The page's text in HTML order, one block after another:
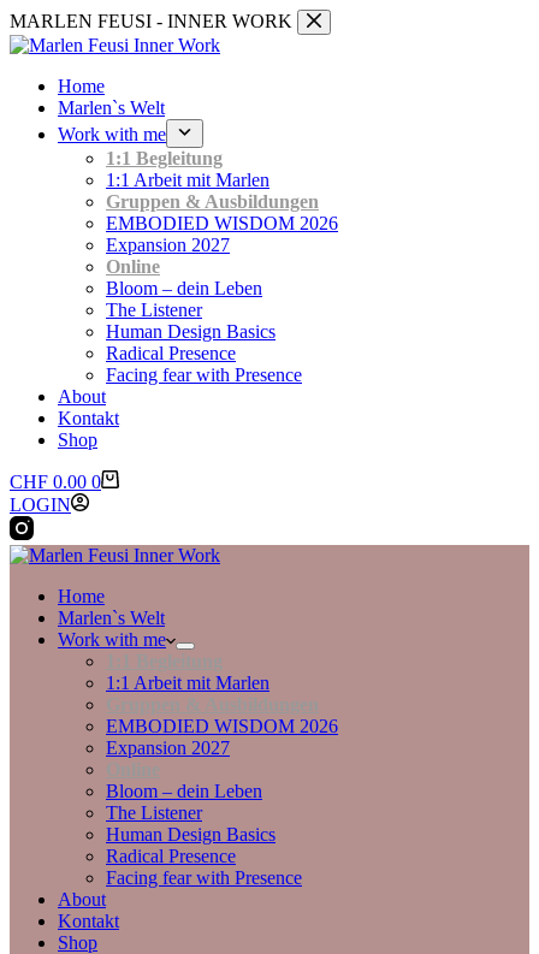
Zum
Inhalt
MARLEN FEUSI - INNER WORK
Home
Marlen`s Welt
Work with me
1:1 Begleitung
1:1 Arbeit mit Marlen
Gruppen & Ausbildungen
EMBODIED WISDOM 2026
Expansion 2027
Online
Bloom – dein Leben
The Listener
Human Design Basics
Radical Presence
Facing fear with Presence
About
Kontakt
Shop
Warenkorb
CHF 0.00 0
LOGIN
Home
Marlen`s Welt
Work with me
1:1 Begleitung
1:1 Arbeit mit Marlen
Gruppen & Ausbildungen
EMBODIED WISDOM 2026
Expansion 2027
Online
Bloom – dein Leben
The Listener
Human Design Basics
Radical Presence
Facing fear with Presence
About
Kontakt
Shop